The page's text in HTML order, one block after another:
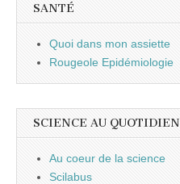
SANTÉ
Quoi dans mon assiette
Rougeole Epidémiologie
SCIENCE AU QUOTIDIEN
Au coeur de la science
Scilabus